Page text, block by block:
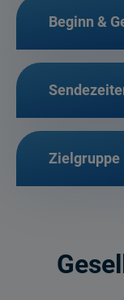
Beginn &